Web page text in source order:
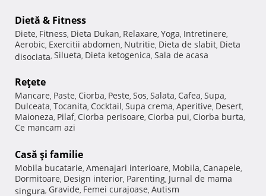
Dietă & Fitness
Diete, Fitness, Dieta Dukan, Relaxare, Yoga, Intretinere,
Aerobic, Exercitii abdomen, Nutritie, Dieta de slabit, Dieta
disociata, Silueta, Dieta ketogenica, Sala de acasa
Reţete
Mancare, Paste, Ciorba, Peste, Sos, Salata, Cafea, Supa,
Dulceata, Tocanita, Cocktail, Supa crema, Aperitive, Desert,
Maioneza, Pilaf, Ciorba perisoare, Ciorba pui, Ciorba burta,
Ce mancam azi
Casă şi familie
Mobila bucatarie, Amenajari interioare, Mobila, Canapele,
Dormitoare, Design interior, Parenting, Jurnal de mama
singura, Gravide, Femei curajoase, Autism